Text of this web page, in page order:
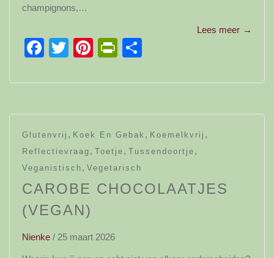
champignons,…
Lees meer →
Facebook
TwitterPinterest
PrintFriendly
Glutenvrij , Koek En Gebak , Koemelkvrij ,
Reflectievraag , Toetje , Tussendoortje ,
Veganistisch , Vegetarisch
CAROBE CHOCOLAATJES
(VEGAN)
Nienke / 25 maart 2026